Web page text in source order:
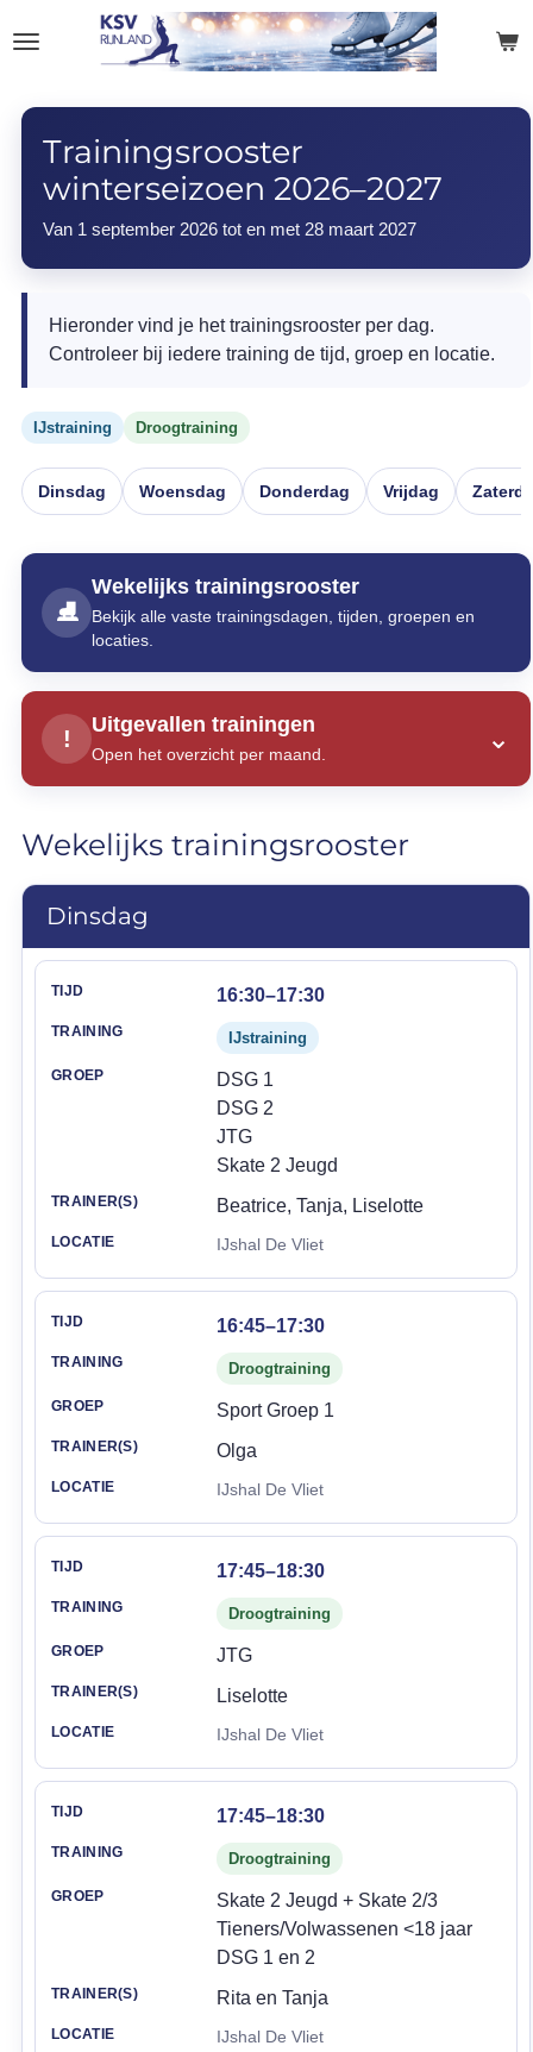
direct
Trainingsrooster
winterseizoen 2026–2027
Van 1 september 2026 tot en met 28 maart 2027
Hieronder vind je het trainingsrooster per dag.
Controleer bij iedere training de tijd, groep en locatie.
IJstraining Droogtraining
Dinsdag Woensdag Donderdag Vrijdag
⛸
Wekelijks trainingsrooster
Bekijk alle vaste trainingsdagen, tijden, groepen en
locaties.
!
Uitgevallen trainingen
Open het overzicht per maand. ⌄
Wekelijks trainingsrooster
Dinsdag
Tijd Groep Trainer(s)
16:30–17:30
IJstraining
DSG 1
DSG 2
JTG
Skate 2 Jeugd
Beatrice, Tanja, Liselotte
IJshal De Vliet
16:45–17:30
Droogtraining
Sport Groep 1
Olga
IJshal De Vliet
17:45–18:30
Droogtraining
JTG
Liselotte
IJshal De Vliet
17:45–18:30
Droogtraining
Skate 2 Jeugd + Skate 2/3
Tieners/Volwassenen <18 jaar
DSG 1 en 2
Rita en Tanja
IJshal De Vliet